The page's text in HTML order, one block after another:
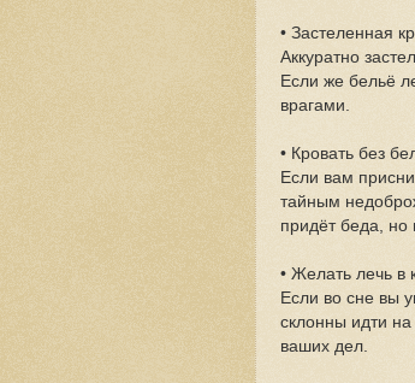
• Застеленная
Аккуратно
Если же бельё
врагами.
• Кровать без
Если вам
тайным
придёт беда, но
• Желать лечь в
Если во сне вы
склонны идти
ваших дел.